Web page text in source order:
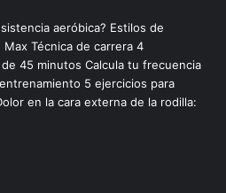
u
b
a
g
o
k
aeróbica? Estilos de
Max Técnica de carrera 4
45 minutos Calcula tu frecuencia
5 ejercicios para
en la cara externa de la rodilla: